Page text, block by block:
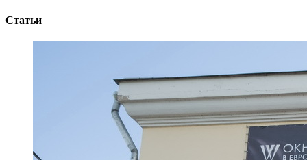
Статьи